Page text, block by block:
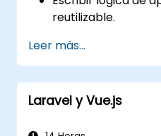
reutilizable.
personalizados
innecesaria.
Leer más...
Laravel y Vue.js